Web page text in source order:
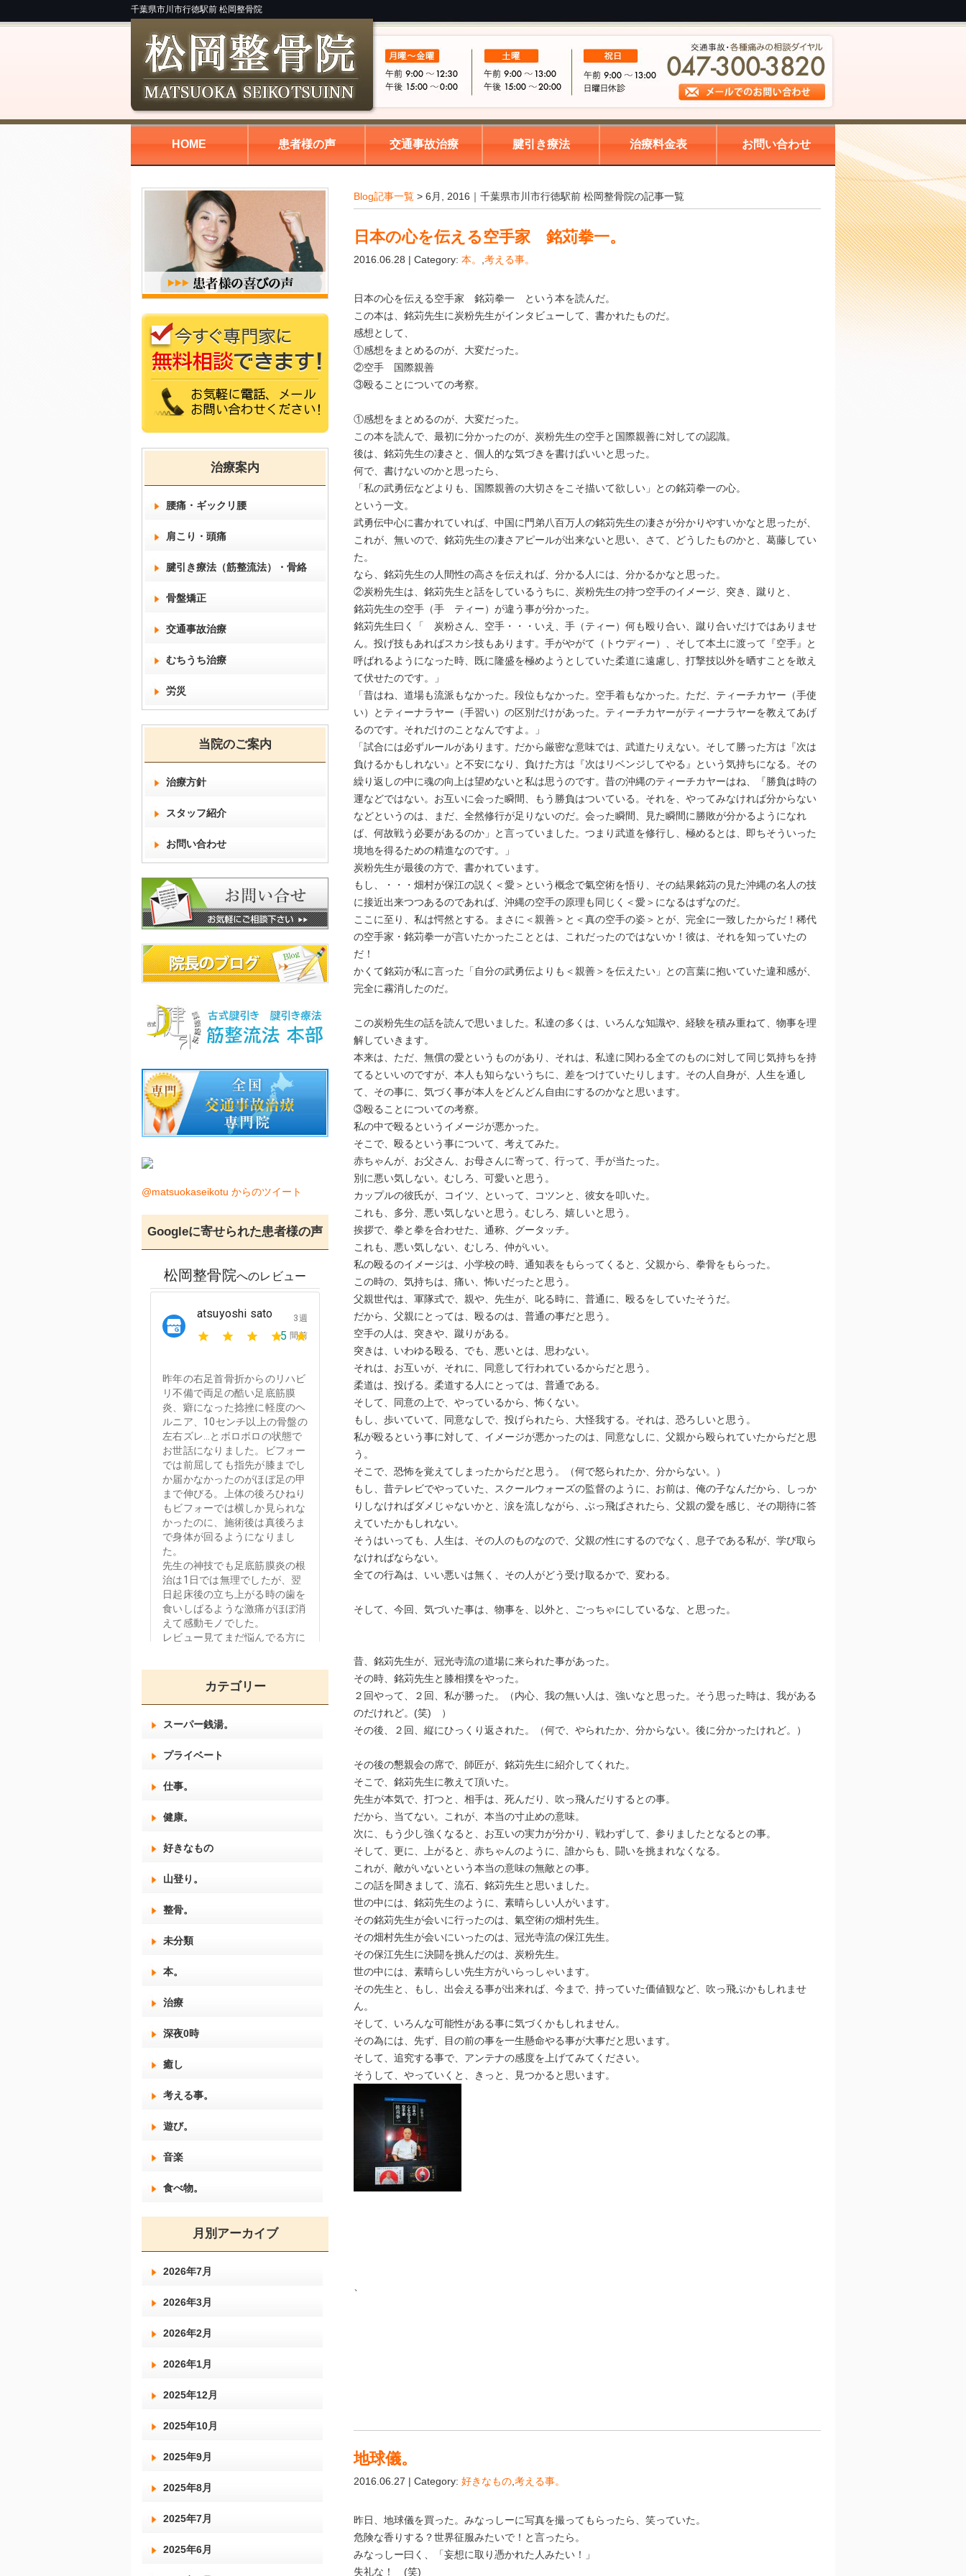
千葉県市川市行徳駅前 松岡整骨院
HOME 患者様の声 交通事故治療 腱引き療法 治療料金表 お問い合わせ
Blog記事一覧 > 6月, 2016｜千葉県市川市行徳駅前 松岡整骨院の記事一覧
日本の心を伝える空手家 銘苅拳一。
2016.06.28 | Category: 本。 考える事。
日本の心を伝える空手家 銘苅拳一 という本を読んだ。
この本は、銘苅先生に炭粉先生がインタビューして、書かれたものだ。
感想として、
①感想をまとめるのが、大変だった。
②空手 国際親善
③殴ることについての考察。
①感想をまとめるのが、大変だった。
この本を読んで、最初に分かったのが、炭粉先生の空手と国際親善に対しての認識。
後は、銘苅先生の凄さと、個人的な気づきを書けばいいと思った。
何で、書けないのかと思ったら、
「私の武勇伝などよりも、国際親善の大切さをこそ描いて欲しい」との銘苅拳一の心。
という一文。
武勇伝中心に書かれていれば、中国に門弟八百万人の銘苅先生の凄さが分かりやすいかなと思ったが、
これが、無いので、銘苅先生の凄さアピールが出来ないと思い、さて、どうしたものかと、葛藤してい
た。
なら、銘苅先生の人間性の高さを伝えれば、分かる人には、分かるかなと思った。
②炭粉先生は、銘苅先生と話をしているうちに、炭粉先生の持つ空手のイメージ、突き、蹴りと、
銘苅先生の空手（手 ティー）が違う事が分かった。
銘苅先生曰く「 炭粉さん、空手・・・いえ、手（ティー）何も殴り合い、蹴り合いだけではありませ
ん。投げ技もあればスカシ技もあります。手がやがて（トウディー）、そして本土に渡って『空手』と
呼ばれるようになった時、既に隆盛を極めようとしていた柔道に遠慮し、打撃技以外を晒すことを敢え
て伏せたのです。」
「昔はね、道場も流派もなかった。段位もなかった。空手着もなかった。ただ、ティーチカヤー（手使
い）とティーナラヤー（手習い）の区別だけがあった。ティーチカヤーがティーナラヤーを教えてあげ
るのです。それだけのことなんですよ。」
「試合には必ずルールがあります。だから厳密な意味では、武道たりえない。そして勝った方は『次は
負けるかもしれない』と不安になり、負けた方は『次はリベンジしてやる』という気持ちになる。その
繰り返しの中に魂の向上は望めないと私は思うのです。昔の沖縄のティーチカヤーはね、『勝負は時の
運などではない。お互いに会った瞬間、もう勝負はついている。それを、やってみなければ分からない
などというのは、まだ、全然修行が足りないのだ。会った瞬間、見た瞬間に勝敗が分かるようになれ
ば、何故戦う必要があるのか」と言っていました。つまり武道を修行し、極めるとは、即ちそういった
境地を得るための精進なのです。」
炭粉先生が最後の方で、書かれています。
もし、・・・畑村が保江の説く＜愛＞という概念で氣空術を悟り、その結果銘苅の見た沖縄の名人の技
に接近出来つつあるのであれば、沖縄の空手の原理も同じく＜愛＞になるはずなのだ。
ここに至り、私は愕然とする。まさに＜親善＞と＜真の空手の姿＞とが、完全に一致したからだ！稀代
の空手家・銘苅拳一が言いたかったこととは、これだったのではないか！彼は、それを知っていたの
だ！
かくて銘苅が私に言った「自分の武勇伝よりも＜親善＞を伝えたい」との言葉に抱いていた違和感が、
完全に霧消したのだ。
この炭粉先生の話を読んで思いました。私達の多くは、いろんな知識や、経験を積み重ねて、物事を理
解していきます。
本来は、ただ、無償の愛というものがあり、それは、私達に関わる全てのものに対して同じ気持ちを持
てるといいのですが、本人も知らないうちに、差をつけていたりします。その人自身が、人生を通し
て、その事に、気づく事が本人をどんどん自由にするのかなと思います。
③殴ることについての考察。
私の中で殴るというイメージが悪かった。
そこで、殴るという事について、考えてみた。
赤ちゃんが、お父さん、お母さんに寄って、行って、手が当たった。
別に悪い気しない。むしろ、可愛いと思う。
カップルの彼氏が、コイツ、といって、コツンと、彼女を叩いた。
これも、多分、悪い気しないと思う。むしろ、嬉しいと思う。
挨拶で、拳と拳を合わせた、通称、グータッチ。
これも、悪い気しない、むしろ、仲がいい。
私の殴るのイメージは、小学校の時、通知表をもらってくると、父親から、拳骨をもらった。
この時の、気持ちは、痛い、怖いだったと思う。
父親世代は、軍隊式で、親や、先生が、叱る時に、普通に、殴るをしていたそうだ。
だから、父親にとっては、殴るのは、普通の事だと思う。
空手の人は、突きや、蹴りがある。
突きは、いわゆる殴る、でも、悪いとは、思わない。
それは、お互いが、それに、同意して行われているからだと思う。
柔道は、投げる。柔道する人にとっては、普通である。
そして、同意の上で、やっているから、怖くない。
もし、歩いていて、同意なしで、投げられたら、大怪我する。それは、恐ろしいと思う。
私が殴るという事に対して、イメージが悪かったのは、同意なしに、父親から殴られていたからだと思
う。
そこで、恐怖を覚えてしまったからだと思う。（何で怒られたか、分からない。）
もし、昔テレビでやっていた、スクールウォーズの監督のように、お前は、俺の子なんだから、しっか
りしなければダメじゃないかと、涙を流しながら、ぶっ飛ばされたら、父親の愛を感じ、その期待に答
えていたかもしれない。
そうはいっても、人生は、その人のものなので、父親の性にするのでなく、息子である私が、学び取ら
なければならない。
全ての行為は、いい悪いは無く、その人がどう受け取るかで、変わる。
そして、今回、気づいた事は、物事を、以外と、ごっちゃにしているな、と思った。
昔、銘苅先生が、冠光寺流の道場に来られた事があった。
その時、銘苅先生と膝相撲をやった。
２回やって、２回、私が勝った。（内心、我の無い人は、強いなと思った。そう思った時は、我がある
のだけれど。(笑) ）
その後、２回、縦にひっくり返された。（何で、やられたか、分からない。後に分かったけれど。）
その後の懇親会の席で、師匠が、銘苅先生に紹介してくれた。
そこで、銘苅先生に教えて頂いた。
先生が本気で、打つと、相手は、死んだり、吹っ飛んだりするとの事。
だから、当てない。これが、本当の寸止めの意味。
次に、もう少し強くなると、お互いの実力が分かり、戦わずして、参りましたとなるとの事。
そして、更に、上がると、赤ちゃんのように、誰からも、闘いを挑まれなくなる。
これが、敵がいないという本当の意味の無敵との事。
この話を聞きまして、流石、銘苅先生と思いました。
世の中には、銘苅先生のように、素晴らしい人がいます。
その銘苅先生が会いに行ったのは、氣空術の畑村先生。
その畑村先生が会いにいったのは、冠光寺流の保江先生。
その保江先生に決闘を挑んだのは、炭粉先生。
世の中には、素晴らしい先生方がいらっしゃいます。
その先生と、もし、出会える事が出来れば、今まで、持っていた価値観など、吹っ飛ぶかもしれませ
ん。
そして、いろんな可能性がある事に気づくかもしれません。
その為には、先ず、目の前の事を一生懸命やる事が大事だと思います。
そして、追究する事で、アンテナの感度を上げてみてください。
そうして、やっていくと、きっと、見つかると思います。
地球儀。
2016.06.27 | Category: 好きなもの 考える事。
昨日、地球儀を買った。みなっしーに写真を撮ってもらったら、笑っていた。
危険な香りする？世界征服みたいで！と言ったら。
みなっしー曰く、「妄想に取り憑かれた人みたい！」
失礼な！ (笑)
治療案内
腰痛・ギックリ腰
肩こり・頭痛
腱引き療法（筋整流法）・骨絡
骨盤矯正
交通事故治療
むちうち治療
労災
当院のご案内
治療方針
スタッフ紹介
お問い合わせ
@matsuokaseikotu からのツイート
Googleに寄せられた患者様の声
カテゴリー
スーパー銭湯。
プライベート
仕事。
健康。
好きなもの
山登り。
整骨。
未分類
本。
治療
深夜0時
癒し
考える事。
遊び。
音楽
食べ物。
月別アーカイブ
2026年7月
2026年3月
2026年2月
2026年1月
2025年12月
2025年10月
2025年9月
2025年8月
2025年7月
2025年6月